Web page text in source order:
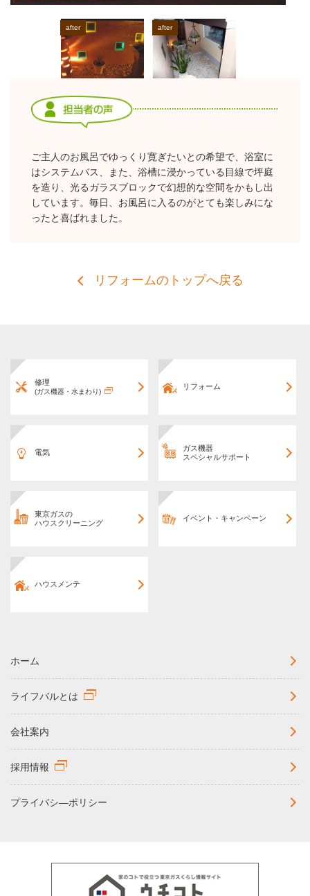
ご主人のお風呂でゆっくり寛ぎたいとの希望で、浴室に
はシステムバス、また、浴槽に浸かっている目線で坪庭
を造り、光るガラスブロックで幻想的な空間をかもし出
しています。毎日、お風呂に入るのがとても楽しみにな
ったと喜ばれました。
リフォームのトップへ戻る
修理
(ガス機器・水まわり)
リフォーム
電気
ガス機器
スペシャルサポート
東京ガスの
ハウスクリーニング
イベント・キャンペーン
ハウスメンテ
ホーム
ライフバルとは
会社案内
採用情報
プライバシ―ポリシー